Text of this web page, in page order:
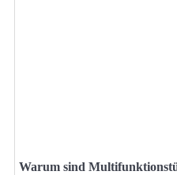
Warum sind